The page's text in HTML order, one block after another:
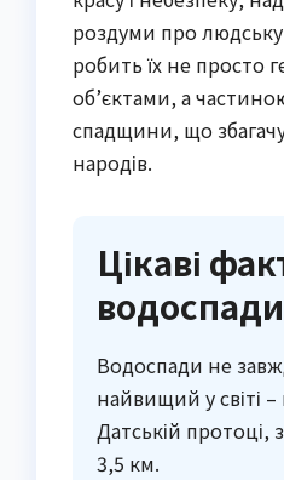
роздуми про
робить їх не просто
об’єктами, а
спадщини, що
народів.
Цікаві
Водоспади не
найвищий у світі
Датській
3,5 км.